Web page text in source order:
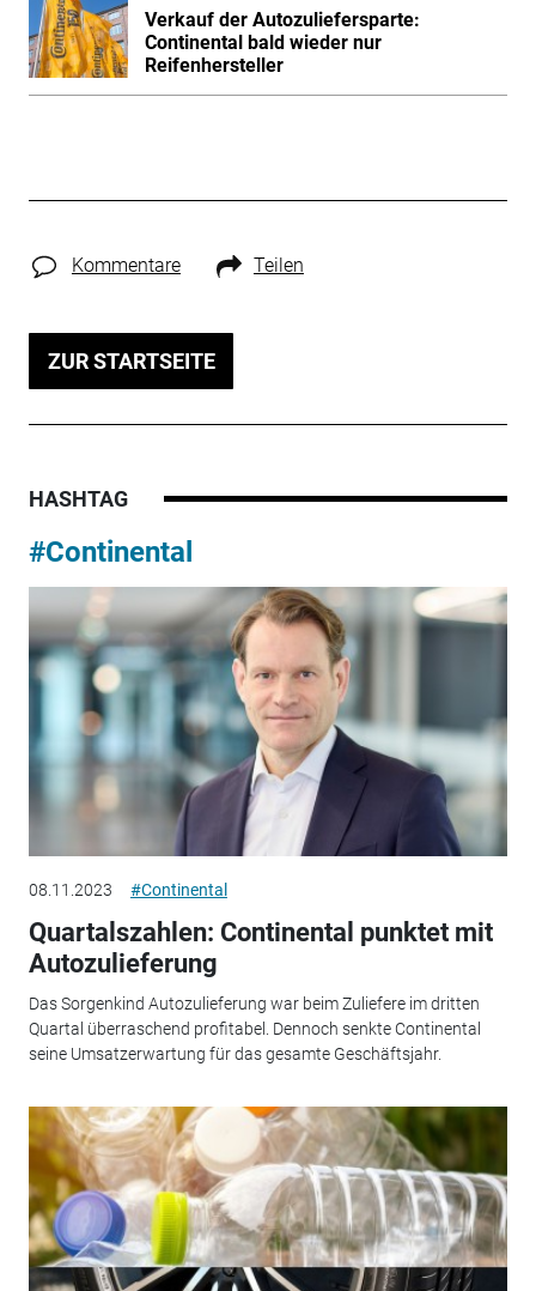
Verkauf der Autozuliefersparte:
Continental bald wieder nur
Reifenhersteller
Kommentare Teilen
ZUR STARTSEITE
HASHTAG
#Continental
08.11.2023 #Continental
Quartalszahlen: Continental punktet mit
Autozulieferung
Das Sorgenkind Autozulieferung war beim Zuliefere im dritten
Quartal überraschend profitabel. Dennoch senkte Continental
seine Umsatzerwartung für das gesamte Geschäftsjahr.